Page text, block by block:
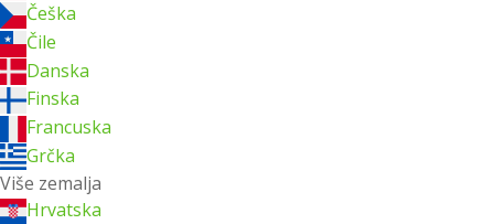
Češka
Čile
Danska
Finska
Francuska
Grčka
Više zemalja
Hrvatska